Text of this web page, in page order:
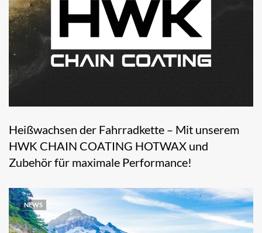
Heißwachsen der Fahrradkette – Mit unserem
HWK CHAIN COATING HOTWAX und
Zubehör für maximale Performance!
NEWS